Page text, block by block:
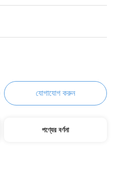
যোগাযোগ করুন
পণ্যের বর্ণনা